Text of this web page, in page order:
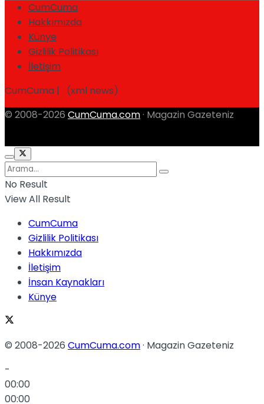
CumCuma
Hakkımızda
Künye
Gizlilik Politikası
İletişim
CumCuma | (xml news)
© 2008-2026 CumCuma.com · Magazin Gazeteniz
No Result
View All Result
CumCuma
Gizlilik Politikası
Hakkımızda
İletişim
İnsan Kaynakları
Künye
© 2008-2026 CumCuma.com· Magazin Gazeteniz
-
00:00
00:00